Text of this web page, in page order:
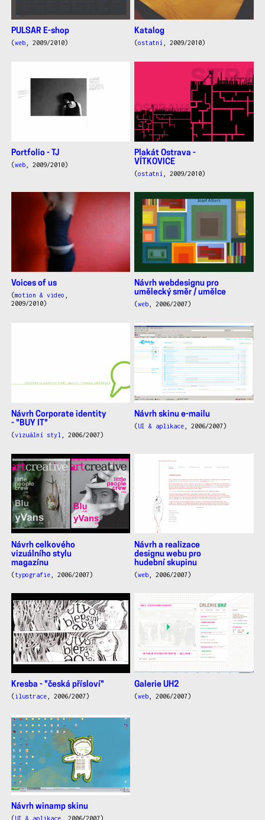
PULSAR E-shop
(web, 2009/2010)
Katalog
(ostatní , 2009/2010)
Portfolio - TJ
(web, 2009/2010)
Plakát Ostrava -
VÍTKOVICE
(ostatní , 2009/2010)
Voices of us
(motion & video ,
2009/2010)
Návrh webdesignu pro
umělecký směr / umělce
(web, 2006/2007)
Návrh Corporate identity
- "BUY IT"
(vizuální styl , 2006/2007)
Návrh skinu e-mailu
(UI & aplikace , 2006/2007)
Návrh celkového
vizuálního stylu
magazínu
(typografie, 2006/2007)
Návrh a realizace
designu webu pro
hudební skupinu
(web , 2006/2007)
Kresba - "česká přísloví"
(ilustrace, 2006/2007)
Galerie UH2
(web , 2006/2007)
Návrh winamp skinu
(UI & aplikace, 2006/2007)